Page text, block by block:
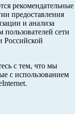
рекомендательные
предоставления
и анализа
сети
Российской
с тем, что мы
с использованием